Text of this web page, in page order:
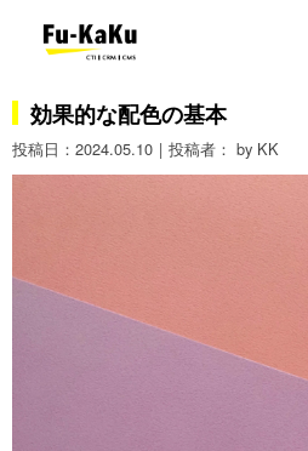
効果的な配色の基本
2024.05.10 by KK